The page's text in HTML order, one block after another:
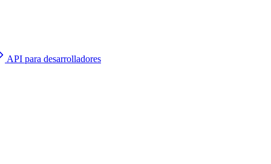
API para desarrolladores